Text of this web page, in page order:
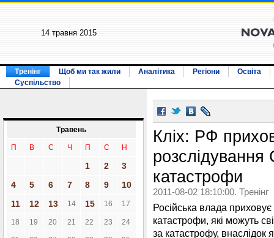
14 травня 2015
Тренінг Щоб ми так жили Аналітика Регіони
Освіта
Суспільство
Травень
П В С Ч П С Н
1 2
3
4
5 6 7 8 9
10
11
12 13 14 15 16 17
18 19 20 21 22 23 24
Кліх: РФ
розслідування
катастрофи
2011-08-02 18:10:00. Тренінг
Російська влада
катастрофи, які можуть
за катастрофу, внаслідок